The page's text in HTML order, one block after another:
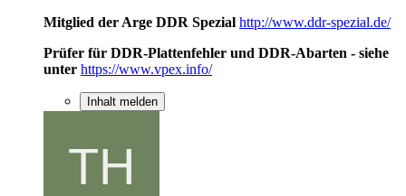
Mitglied der Arge DDR Spezial http://www.ddr-spezial.de/
Prüfer für DDR-Plattenfehler und DDR-Abarten - siehe
unter https://www.vpex.info/
Inhalt melden